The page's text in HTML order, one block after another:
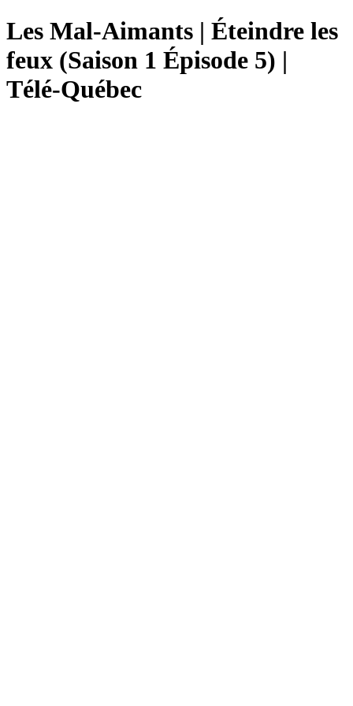
Les Mal-Aimants | Éteindre les
feux (Saison 1 Épisode 5) |
Télé-Québec